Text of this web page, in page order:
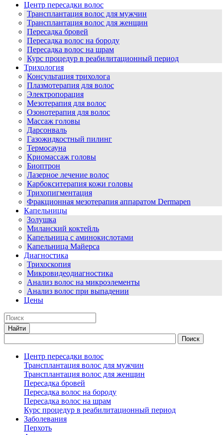
Центр пересадки волос
Трансплантация волос для мужчин
Трансплантация волос для женщин
Пересадка бровей
Пересадка волос на бороду
Пересадка волос на шрам
Курс процедур в реабилитационный период
Трихология
Консультация трихолога
Плазмотерапия для волос
Электропорация
Мезотерапия для волос
Озонотерапия для волос
Массаж головы
Дарсонваль
Газожидкостный пилинг
Термосауна
Криомассаж головы
Биоптрон
Лазерное лечение волос
Карбокситерапия кожи головы
Трихопигментация
Фракционная мезотерапия аппаратом Dermapen
Капельницы
Золушка
Миланский коктейль
Капельница с аминокислотами
Капельница Майерса
Диагностика
Трихоскопия
Микровидеодиагностика
Анализ волос на микроэлементы
Анализ волос при выпадении
Цены
Центр пересадки волос
Трансплантация волос для мужчин
Трансплантация волос для женщин
Пересадка бровей
Пересадка волос на бороду
Пересадка волос на шрам
Курс процедур в реабилитационный период
Заболевания
Перхоть